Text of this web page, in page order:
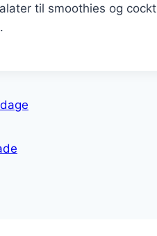
til smoothies og